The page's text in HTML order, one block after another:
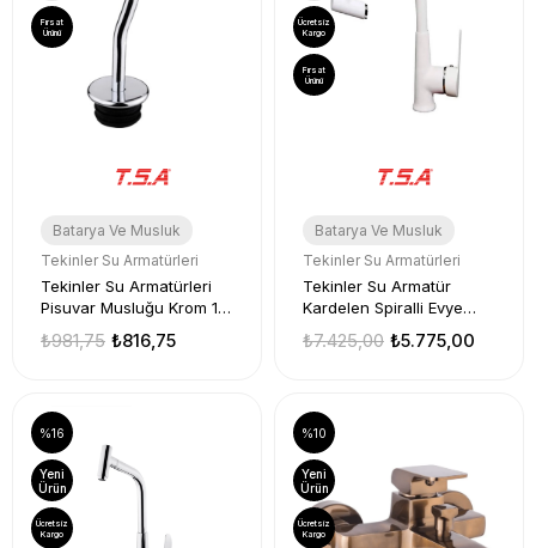
Batarya Ve Musluk
Tekinler Su Armatürleri
Tekinler Su Armatürleri
Pisuvar Musluğu Krom 1
₺816,75
₺981,75
Fırsat
Ürünü
Batarya Ve Musluk
Tekinler Su Armatürleri
Tekinler Su Armatür
Kardelen Spiralli Evye
₺5.775,00
₺7.425,00
Ücretsiz
Kargo
Fırsat
Ürünü
%16
Yeni
Ürün
Ücretsiz
Kargo
%10
Yeni
Ürün
Ücretsiz
Kargo